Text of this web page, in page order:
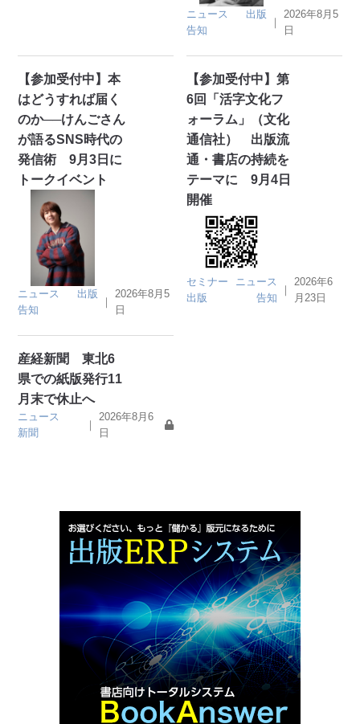
ニュース
出版
告知
｜
2026年8月5
日
【参加受付中】本
はどうすれば届く
のか──けんごさん
が語るSNS時代の
発信術 9月3日に
トークイベント
ニュース
出版
告知
｜
2026年8月5
日
【参加受付中】第
6回「活字文化フ
ォーラム」（文化
通信社） 出版流
通・書店の持続を
テーマに 9月4日
開催
セミナー
ニュース
出版
告知
｜
2026年6
月23日
産経新聞 東北6
県での紙版発行11
月末で休止へ
ニュース
新聞
｜
2026年8月6
日